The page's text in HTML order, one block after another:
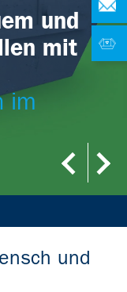
für
und
mit
im
und